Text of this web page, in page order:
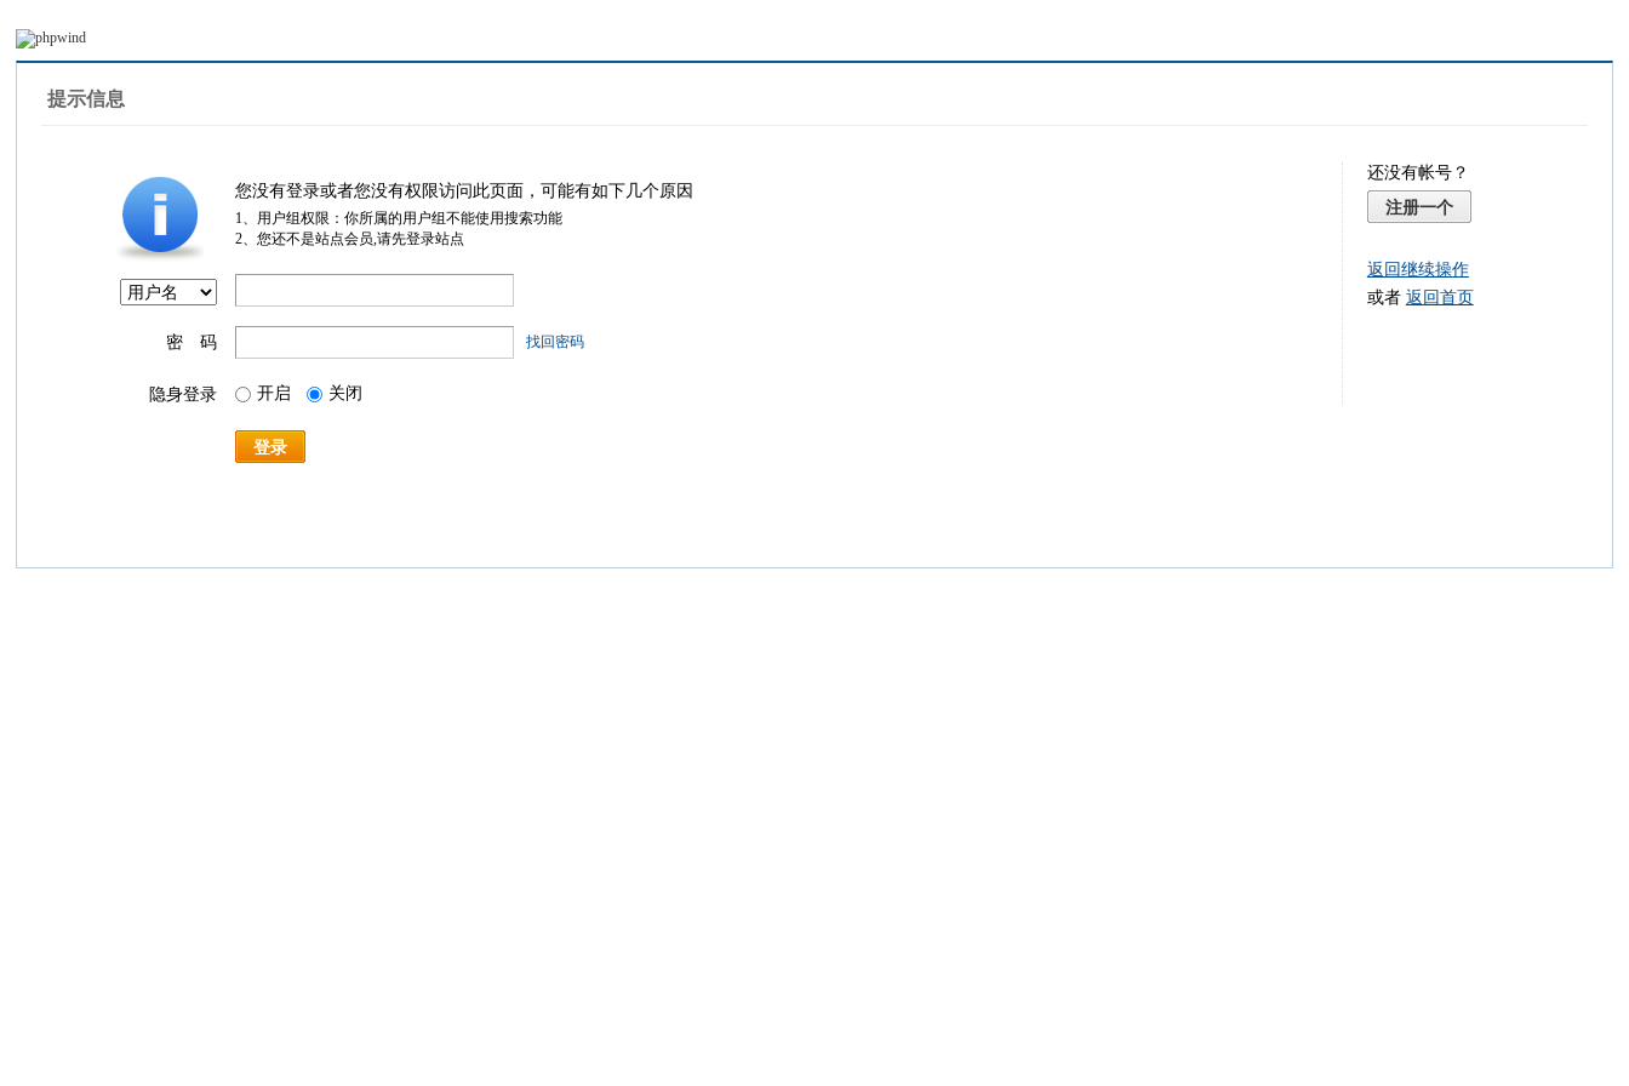
提示信息
您没有登录或者您没有权限访问此页面，可能有如下几个原因
1、用户组权限：你所属的用户组不能使用搜索功能
2、您还不是站点会员,请先登录站点
密 码 找回密码
隐身登录 开启 关闭
登录
还没有帐号？
注册一个
返回继续操作
或者 返回首页